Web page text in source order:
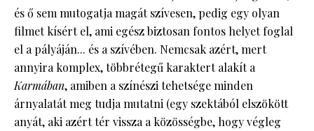
és ő sem mutogatja magát szívesen, pedig egy olyan
filmet kísért el, ami egész biztosan fontos helyet foglal
el a pályáján... és a szívében. Nemcsak azért, mert
annyira komplex, többrétegű karaktert alakít a
Karmában, amiben a színészi tehetsége minden
árnyalatát meg tudja mutatni (egy szektából elszökött
anyát, aki azért tér vissza a közösségbe, hogy végleg